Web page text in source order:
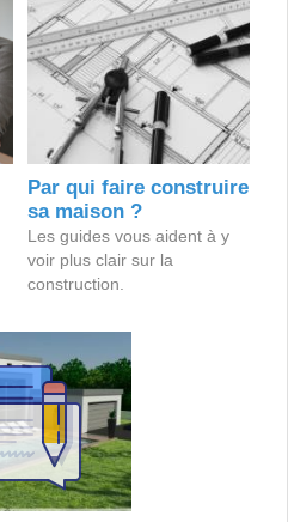
Par qui faire construire
sa maison ?
Les guides vous aident à y
voir plus clair sur la
construction.